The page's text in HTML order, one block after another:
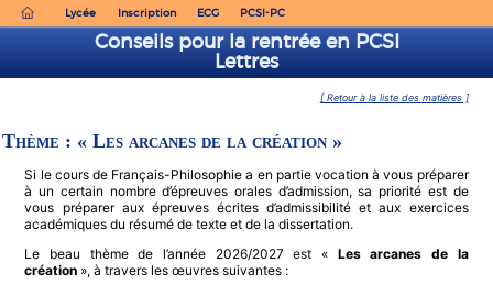
Lycée Inscription ECG PCSI-PC
Conseils pour la rentrée en PCSI
Lettres
[ Retour à la liste des matières ]
Thème : « Les arcanes de la création »
Si le cours de Français-Philosophie a en partie vocation à vous préparer
à un certain nombre d’épreuves orales d’admission, sa priorité est de
vous préparer aux épreuves écrites d’admissibilité et aux exercices
académiques du résumé de texte et de la dissertation.
Le beau thème de l’année 2026/2027 est « Les arcanes de la
création », à travers les œuvres suivantes :